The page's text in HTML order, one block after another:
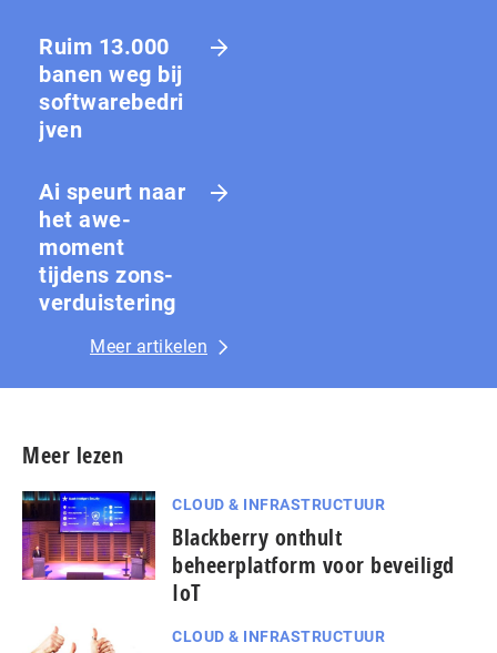
Ruim 13.000
banen weg bij
softwarebedri
jven
Ai speurt naar
het awe-
moment
tijdens zons­
ver­duis­te­ring
Meer artikelen
Meer lezen
CLOUD & INFRASTRUCTUUR
Blackberry onthult
beheerplatform voor beveiligd
IoT
CLOUD & INFRASTRUCTUUR